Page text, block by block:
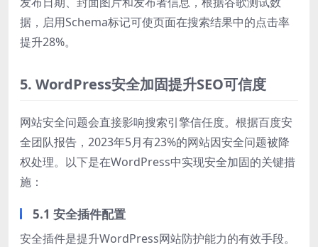
据，启用Schema标记可使页面在搜索结果中的点击率
提升28%。
5. WordPress安全加固提升SEO可信度
网站安全问题会直接影响搜索引擎信任度。根据百度安
全团队报告，2023年5月有23%的网站因安全问题被降
权处理。以下是在WordPress中实现安全加固的关键措
施：
5.1 安全插件配置
安全插件是提升WordPress网站防护能力的有效手段。